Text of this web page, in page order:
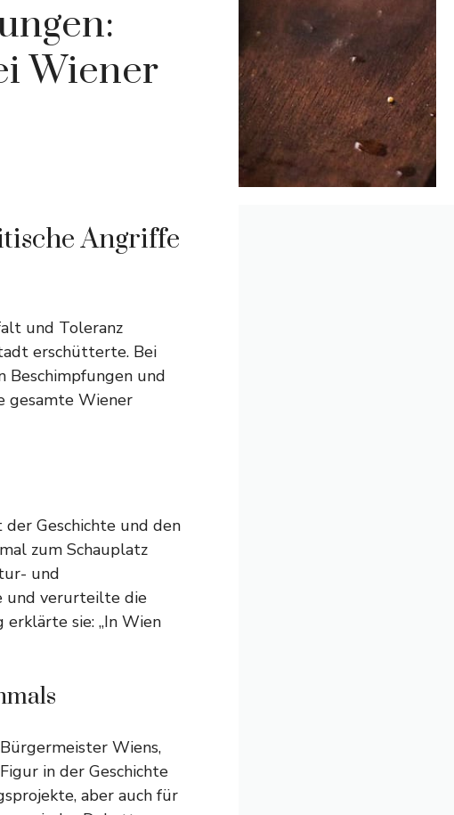
Wiener
Angriffe
und Toleranz
erschütterte. Bei
Beschimpfungen und
gesamte Wiener
Geschichte und den
zum Schauplatz
und
und verurteilte die
sie: „In Wien
Wiens,
in der Geschichte
aber auch für